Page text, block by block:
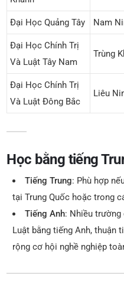
Đại Học Quảng Tây Nam
Đại Học Chính Trị
Và Luật Tây Nam
Trùng
Đại Học Chính Trị
Và Luật Đông Bắc
Liêu
Học bằng tiếng
Tiếng Trung: Phù hợp
tại Trung Quốc hoặc trong
Tiếng Anh: Nhiều
Luật bằng tiếng Anh, thuận
rộng cơ hội nghề nghiệp